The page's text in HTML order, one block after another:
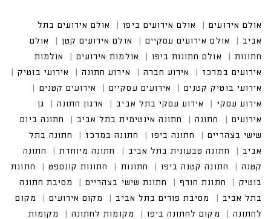
אולם אירועים אולם אירועים ביפו
אולם אירועים בתל א
ביב
אולם אירועים עסקיים אולם אירועים קטן
אולם חתונ
ות
אולם חתונות ביפו אולמות אירועים
אולמות אירועים
במרכז
אירוע חברה אירוע חתונה
אירועי בוטיק
אירועי בוטיק קטנים
אירועים עסקיים
אירוע עסקי בתל אביב
חתונה אינטימית בתל אביב
חתונה ביום שישי בצהריים